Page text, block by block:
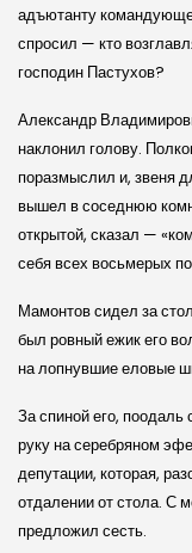
адъютанту
спросил — кто
господин Пастухов?
Александр
наклонил голову.
поразмыслил и, звеня
вышел в соседнюю
открытой, сказал —
себя всех восьмерых
Мамонтов сидел за
был ровный ежик его
на лопнувшие еловые
За спиной его,
руку на серебряном
депутации, которая,
отдалении от стола. С
предложил сесть.